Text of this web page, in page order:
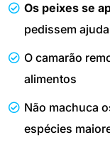
Os peixes se
pedissem ajuda
O camarão
alimentos
Não machuca
espécies